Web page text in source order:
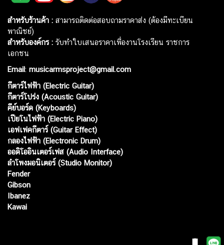
สำหรับร้านค้า : สามารถติดต่อสอบถามราคาส่ง (ต้องมีทะเบียน
พาณิชย์)
สำหรับองค์กร : รับทำใบเสนอราคาเพื่องานโรงเรียน ราชการ
เอกชน
Email: musicarmsproject@gmail.com
กีตาร์ไฟฟ้า (Electric Guitar)
กีตาร์โปร่ง (Acoustic Guitar)
คีย์บอร์ด (Keyboards)
เปียโนไฟฟ้า (Electric Piano)
เอฟเฟคกีตาร์ (Guitar Effect)
กลองไฟฟ้า (Electronic Drum)
ออดิโออินเตอร์เฟส (Audio Interface)
ลำโพงมอนิเตอร์ (Studio Monitor)
Fender
Gibson
Ibanez
Kawai